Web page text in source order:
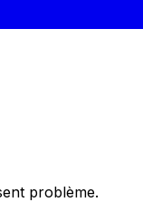
problème.